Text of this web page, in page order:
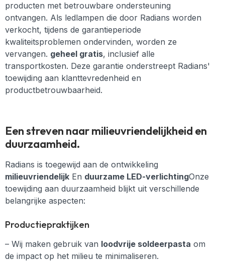
producten met betrouwbare ondersteuning
ontvangen. Als ledlampen die door Radians worden
verkocht, tijdens de garantieperiode
kwaliteitsproblemen ondervinden, worden ze
vervangen. geheel gratis, inclusief alle
transportkosten. Deze garantie onderstreept Radians'
toewijding aan klanttevredenheid en
productbetrouwbaarheid.
Een streven naar milieuvriendelijkheid en
duurzaamheid.
Radians is toegewijd aan de ontwikkeling
milieuvriendelijk En duurzame LED-verlichtingOnze
toewijding aan duurzaamheid blijkt uit verschillende
belangrijke aspecten:
Productiepraktijken
– Wij maken gebruik van loodvrije soldeerpasta om
de impact op het milieu te minimaliseren.